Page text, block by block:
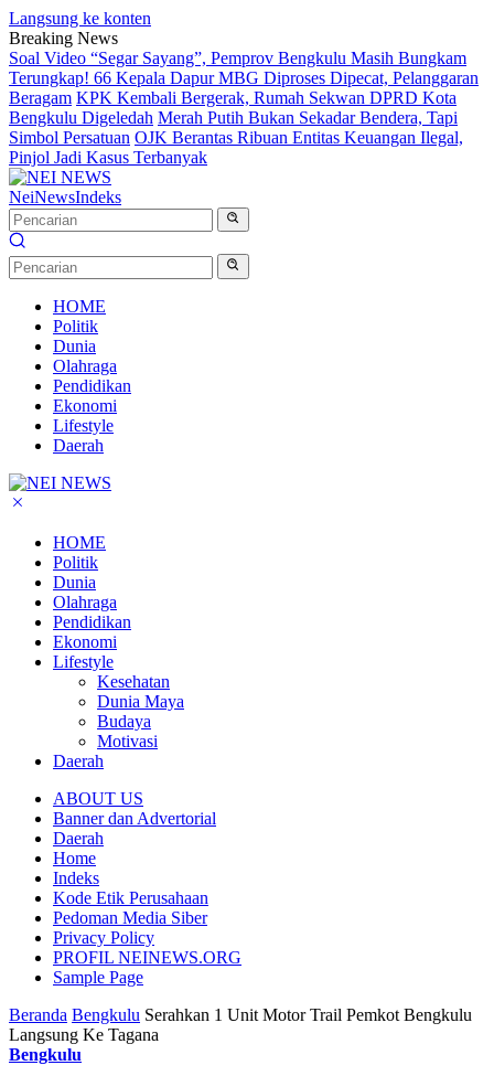
Langsung ke konten
Breaking News
Soal Video “Segar Sayang”, Pemprov Bengkulu Masih Bungkam
Terungkap! 66 Kepala Dapur MBG Diproses Dipecat, Pelanggaran
Beragam KPK Kembali Bergerak, Rumah Sekwan DPRD Kota
Bengkulu Digeledah Merah Putih Bukan Sekadar Bendera, Tapi
Simbol Persatuan OJK Berantas Ribuan Entitas Keuangan Ilegal,
Pinjol Jadi Kasus Terbanyak
NeiNewsIndeks
HOME
Politik
Dunia
Olahraga
Pendidikan
Ekonomi
Lifestyle
Daerah
HOME
Politik
Dunia
Olahraga
Pendidikan
Ekonomi
Lifestyle
Kesehatan
Dunia Maya
Budaya
Motivasi
Daerah
ABOUT US
Banner dan Advertorial
Daerah
Home
Indeks
Kode Etik Perusahaan
Pedoman Media Siber
Privacy Policy
PROFIL NEINEWS.ORG
Sample Page
Beranda Bengkulu Serahkan 1 Unit Motor Trail Pemkot Bengkulu
Langsung Ke Tagana
Bengkulu